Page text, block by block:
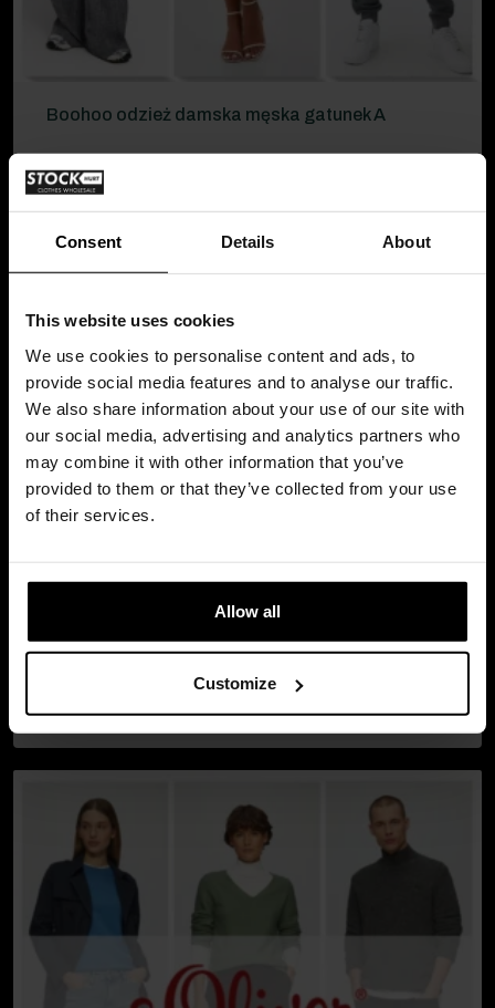
Consent Details About
This website uses cookies
We use cookies to personalise content and ads, to
provide social media features and to analyse our traffic.
We also share information about your use of our site with
our social media, advertising and analytics partners who
may combine it with other information that you’ve
provided to them or that they’ve collected from your use
of their services.
Allow all
Customize
Boohoo odzież damska męska gatunek A
Amazon 2Z odzież gatunek B